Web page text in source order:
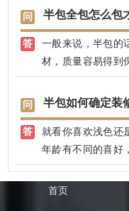
半包全包怎么包
一般来说，半包的
材，质量容易得到
间是有30％左右利
半包如何确定装
就看你喜欢浅色还
年龄有不同的喜好
等风格；中年老
异，如果不太了解
首页